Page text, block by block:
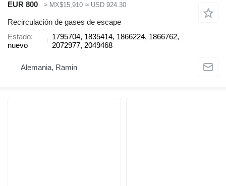
EUR 800 ≈ MX$15,910 ≈ USD 924.30
Recirculación de gases de escape
Estado
nuevo
1795704, 1835414, 1866224, 1866762,
2072977, 2049468
Alemania, Ramin